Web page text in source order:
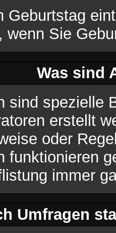
Geburtstag
, wenn Sie
Was sind
sind spezielle
erstellt
oder
funktionieren
immer
Umfragen